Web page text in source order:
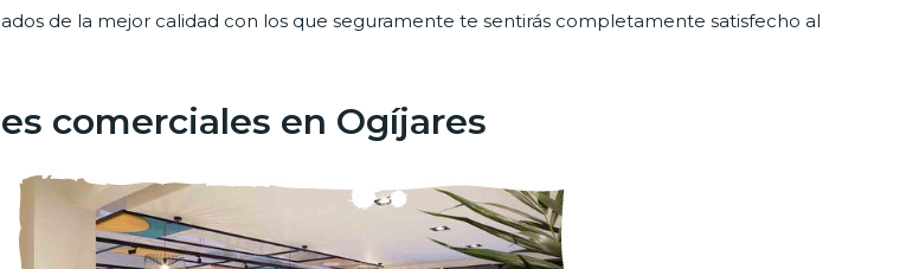
de la mejor calidad con los que seguramente te sentirás completamente satisfecho al
comerciales en Ogíjares